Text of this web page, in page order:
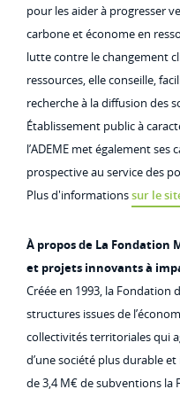
pour les aider à progresser
carbone et économe en
lutte contre le changement
ressources, elle conseille,
recherche à la diffusion des
Établissement public à
l’ADEME met également ses
prospective au service des
Plus d'informationssur le
À propos de La
et projets innovants à
Créée en 1993, la Fondation
structures issues de
collectivités territoriales qui
d’une société plus durable
de 3,4 M€ de subventions la